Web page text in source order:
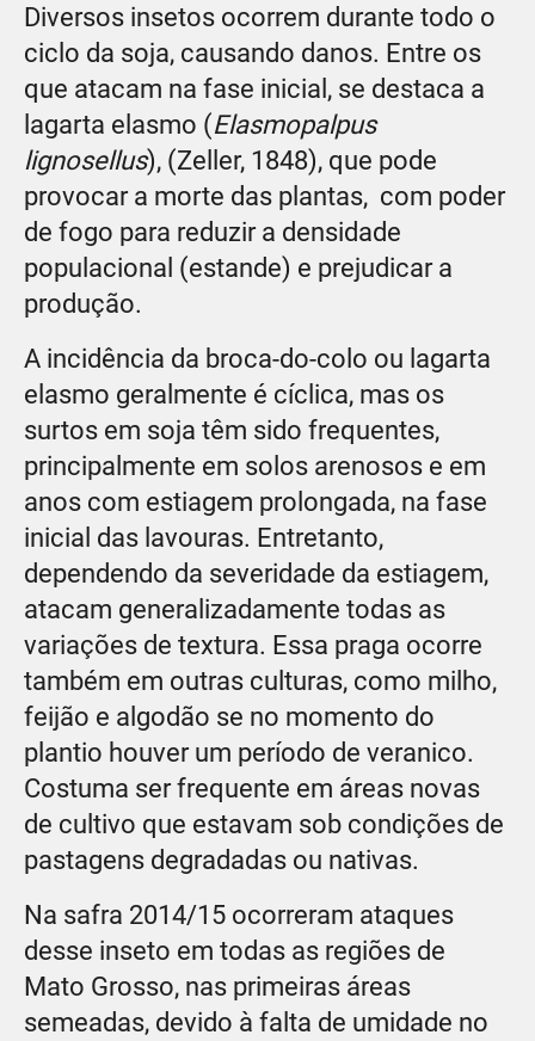
Diversos insetos ocorrem durante todo o
ciclo da soja, causando danos. Entre os
que atacam na fase inicial, se destaca a
lagarta elasmo (Elasmopalpus
lignosellus), (Zeller, 1848), que pode
provocar a morte das plantas, com poder
de fogo para reduzir a densidade
populacional (estande) e prejudicar a
produção.
A incidência da broca-do-colo ou lagarta
elasmo geralmente é cíclica, mas os
surtos em soja têm sido frequentes,
principalmente em solos arenosos e em
anos com estiagem prolongada, na fase
inicial das lavouras. Entretanto,
dependendo da severidade da estiagem,
atacam generalizadamente todas as
variações de textura. Essa praga ocorre
também em outras culturas, como milho,
feijão e algodão se no momento do
plantio houver um período de veranico.
Costuma ser frequente em áreas novas
de cultivo que estavam sob condições de
pastagens degradadas ou nativas.
Na safra 2014/15 ocorreram ataques
desse inseto em todas as regiões de
Mato Grosso, nas primeiras áreas
semeadas, devido à falta de umidade no